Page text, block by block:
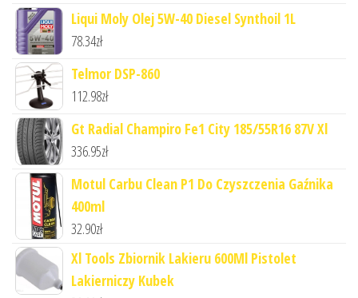
Liqui Moly Olej 5W-40 Diesel Synthoil 1L
78.34zł
Telmor DSP-860
112.98zł
Gt Radial Champiro Fe1 City 185/55R16 87V Xl
336.95zł
Motul Carbu Clean P1 Do Czyszczenia Gaźnika
400ml
32.90zł
Xl Tools Zbiornik Lakieru 600Ml Pistolet
Lakierniczy Kubek